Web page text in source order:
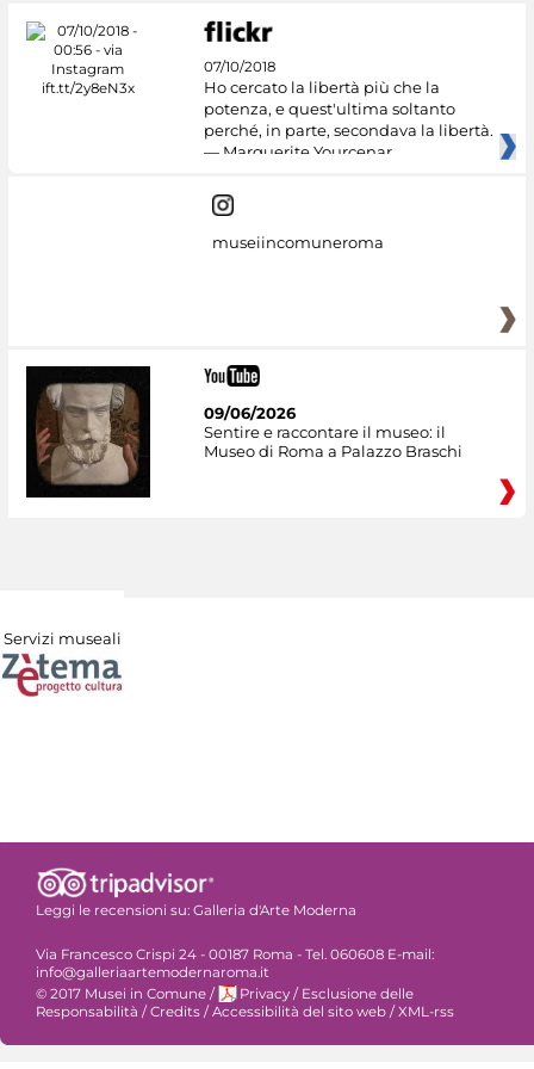
07/10/2018
Ho cercato la libertà più che la
potenza, e quest'ultima soltanto
perché, in parte, secondava la libertà.
— Marguerite Yourcenar
museiincomuneroma
09/06/2026
Sentire e raccontare il museo: il
Museo di Roma a Palazzo Braschi
Servizi museali
Leggi le recensioni su: Galleria d'Arte Moderna
Via Francesco Crispi 24 - 00187 Roma - Tel. 060608 E-mail:
info@galleriaartemodernaroma.it
© 2017 Musei in Comune / Privacy / Esclusione delle
Responsabilità / Credits / Accessibilità del sito web / XML-rss